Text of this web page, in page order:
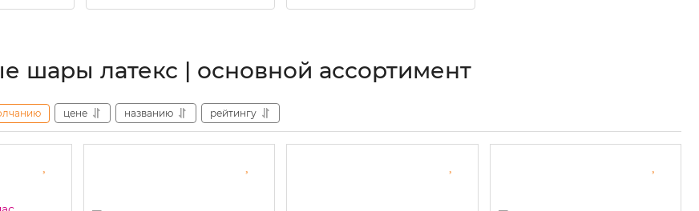
шары латекс | основной ассортимент
цене названию рейтингу